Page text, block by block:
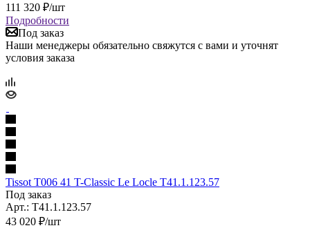
111 320 ₽/шт
Подробности
Под заказ
Наши менеджеры обязательно свяжутся с вами и уточнят
условия заказа
Tissot T006 41 T-Classic Le Locle T41.1.123.57
Под заказ
Арт.: T41.1.123.57
43 020 ₽/шт